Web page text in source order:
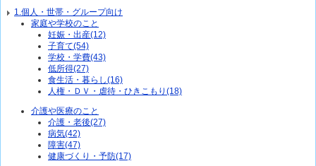
1.個人・世帯・グループ向け
家庭や学校のこと
妊娠・出産(12)
子育て(54)
学校・学費(43)
低所得(27)
食生活・暮らし(16)
人権・ＤＶ・虐待・ひきこもり(18)
介護や医療のこと
介護・老後(27)
病気(42)
障害(47)
健康づくり・予防(17)